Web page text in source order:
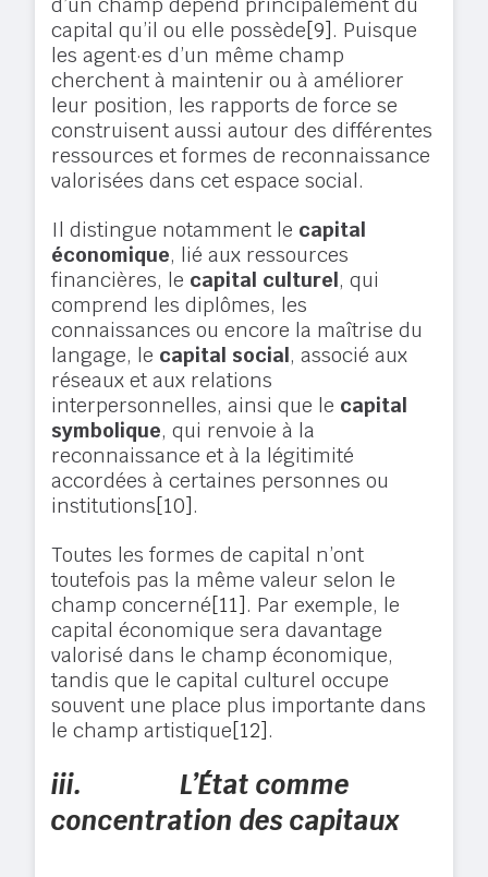
capital qu’il ou elle possède[9]. Puisque
les agent·es d’un même champ
cherchent à maintenir ou à améliorer
leur position, les rapports de force se
construisent aussi autour des différentes
ressources et formes de reconnaissance
valorisées dans cet espace social.
Il distingue notamment le capital
économique, lié aux ressources
financières, le capital culturel, qui
comprend les diplômes, les
connaissances ou encore la maîtrise du
langage, le capital social, associé aux
réseaux et aux relations
interpersonnelles, ainsi que le capital
symbolique, qui renvoie à la
reconnaissance et à la légitimité
accordées à certaines personnes ou
institutions[10].
Toutes les formes de capital n’ont
toutefois pas la même valeur selon le
champ concerné[11]. Par exemple, le
capital économique sera davantage
valorisé dans le champ économique,
tandis que le capital culturel occupe
souvent une place plus importante dans
le champ artistique[12].
iii.L’État comme
concentration des capitaux